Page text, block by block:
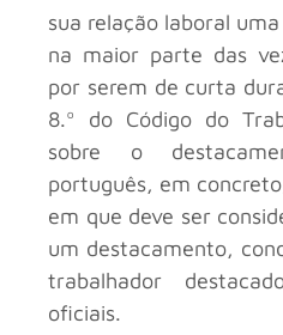
sua relação laboral
na maior parte das
por serem de curta
8.º do Código do
sobre o
português, em
em que deve ser
um destacamento,
trabalhador
oficiais.